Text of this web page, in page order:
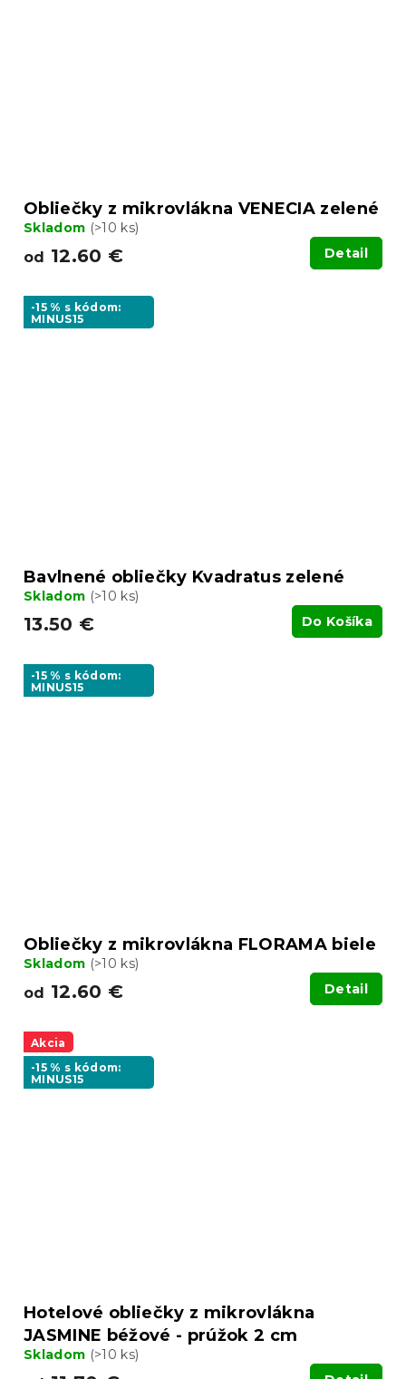
Obliečky z mikrovlákna VENECIA zelené
Skladom (>10 ks)
od 12.60 € Detail
-15 % s kódom:
MINUS15
Bavlnené obliečky Kvadratus zelené
Skladom (>10 ks)
13.50 € Do Košíka
-15 % s kódom:
MINUS15
Obliečky z mikrovlákna FLORAMA biele
Skladom (>10 ks)
od 12.60 € Detail
Akcia
-15 % s kódom:
MINUS15
Hotelové obliečky z mikrovlákna
JASMINE béžové - prúžok 2 cm
Skladom (>10 ks)